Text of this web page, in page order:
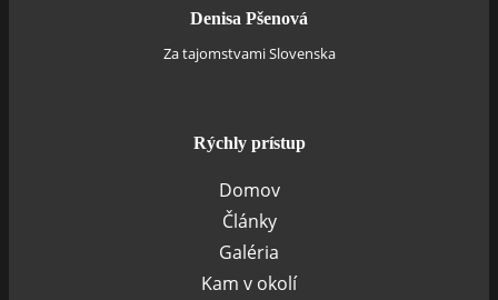
Denisa Pšenová
Za tajomstvami Slovenska
Rýchly prístup
Domov
Články
Galéria
Kam v okolí